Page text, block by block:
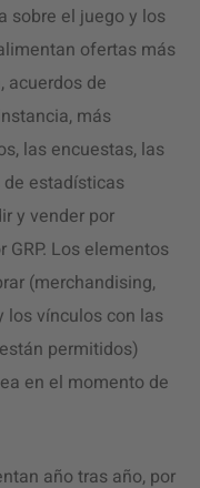
sobre el juego y los
ofertas más
acuerdos de
más
las encuestas, las
estadísticas
y vender por
Los elementos
(merchandising,
los vínculos con las
permitidos)
en el momento de
año tras año, por